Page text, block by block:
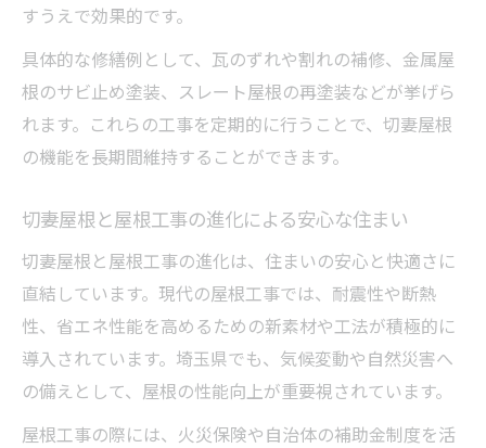
すうえで効果的です。
具体的な修繕例として、瓦のずれや割れの補修、金属屋
根のサビ止め塗装、スレート屋根の再塗装などが挙げら
れます。これらの工事を定期的に行うことで、切妻屋根
の機能を長期間維持することができます。
切妻屋根と屋根工事の進化による安心な住まい
切妻屋根と屋根工事の進化は、住まいの安心と快適さに
直結しています。現代の屋根工事では、耐震性や断熱
性、省エネ性能を高めるための新素材や工法が積極的に
導入されています。埼玉県でも、気候変動や自然災害へ
の備えとして、屋根の性能向上が重要視されています。
屋根工事の際には、火災保険や自治体の補助金制度を活